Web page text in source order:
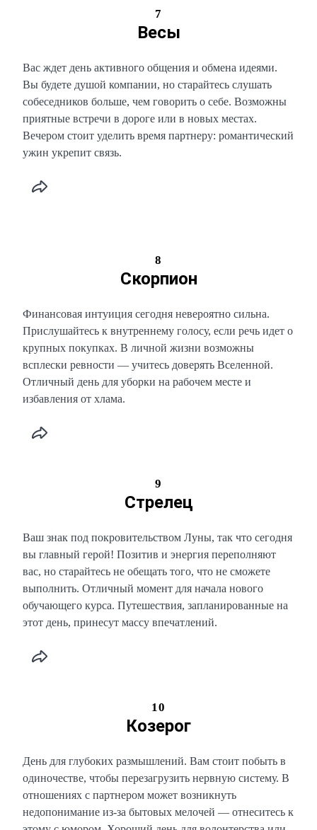
7
Весы
Вас ждет день активного общения и обмена идеями.
Вы будете душой компании, но старайтесь слушать
собеседников больше, чем говорить о себе. Возможны
приятные встречи в дороге или в новых местах.
Вечером стоит уделить время партнеру: романтический
ужин укрепит связь.
8
Скорпион
Финансовая интуиция сегодня невероятно сильна.
Прислушайтесь к внутреннему голосу, если речь идет о
крупных покупках. В личной жизни возможны
всплески ревности — учитесь доверять Вселенной.
Отличный день для уборки на рабочем месте и
избавления от хлама.
9
Стрелец
Ваш знак под покровительством Луны, так что сегодня
вы главный герой! Позитив и энергия переполняют
вас, но старайтесь не обещать того, что не сможете
выполнить. Отличный момент для начала нового
обучающего курса. Путешествия, запланированные на
этот день, принесут массу впечатлений.
10
Козерог
День для глубоких размышлений. Вам стоит побыть в
одиночестве, чтобы перезагрузить нервную систему. В
отношениях с партнером может возникнуть
недопонимание из-за бытовых мелочей — отнеситесь к